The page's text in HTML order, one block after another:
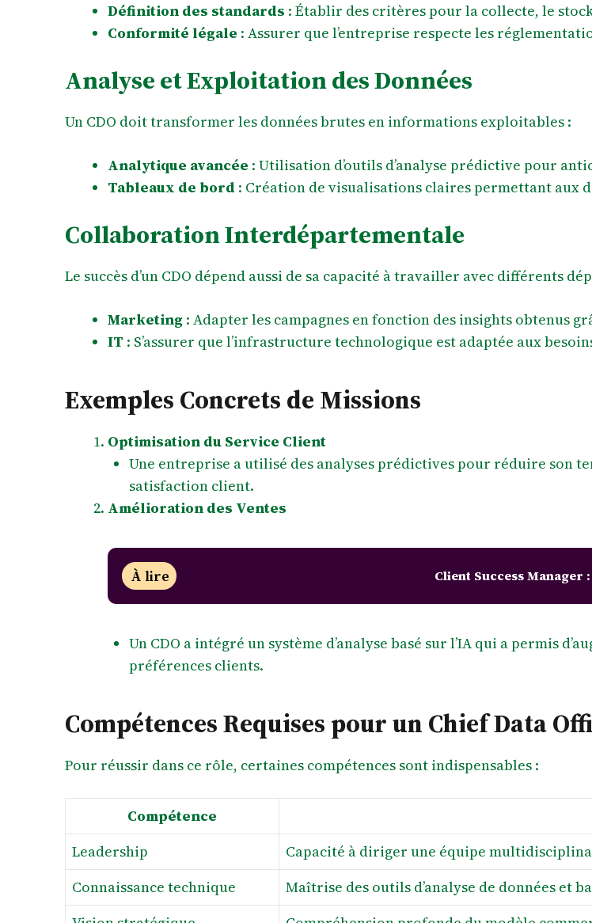
Définition des standards : Établir des critères pour la collecte, le
Conformité légale : Assurer que l’entreprise respecte les
Analyse et Exploitation des Données
Un CDO doit transformer les données brutes en informations exploitables :
Analytique avancée : Utilisation d’outils d’analyse prédictive pour
Tableaux de bord : Création de visualisations claires permettant aux
Collaboration Interdépartementale
Le succès d’un CDO dépend aussi de sa capacité à travailler avec différents
Marketing : Adapter les campagnes en fonction des insights obtenus
IT : S’assurer que l’infrastructure technologique est adaptée aux
Exemples Concrets de Missions
Optimisation du Service Client
Une entreprise a utilisé des analyses prédictives pour réduire son
satisfaction client.
Amélioration des Ventes
À lire Client Success Manager
Un CDO a intégré un système d’analyse basé sur l’IA qui a permis
préférences clients.
Compétences Requises pour un Chief Data
Pour réussir dans ce rôle, certaines compétences sont indispensables :
Compétence
Leadership
Capacité à diriger une équipe
Connaissance technique
Maîtrise des outils d’analyse de données et